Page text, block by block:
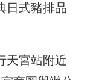
日式豬排品
天宮站附近